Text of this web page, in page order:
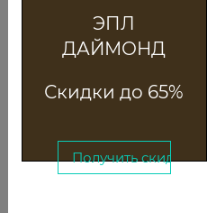
ЭПЛ
ДАЙМОНД
Скидки до 65%
Получить скидку →